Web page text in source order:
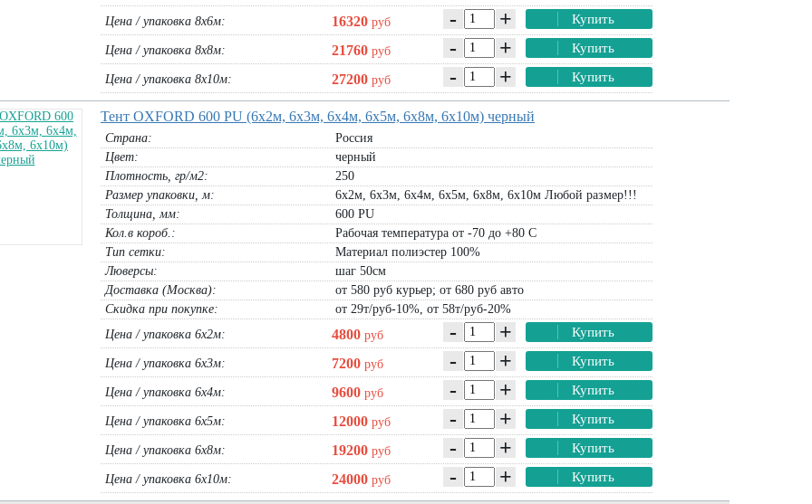
Цена / упаковка 8х6м: 16320 руб - + Купить
Цена / упаковка 8х8м: 21760 руб - + Купить
Цена / упаковка 8х10м: 27200 руб - + Купить
Тент OXFORD 600 PU (6х2м, 6х3м, 6х4м, 6х5м, 6х8м, 6х10м) черный
Страна:
Россия
Цвет:
черный
Плотность, гр/м2:
250
Размер упаковки, м:
6х2м, 6х3м, 6х4м, 6х5м, 6х8м, 6х10м Любой размер!!!
Толщина, мм:
600 PU
Кол.в короб.:
Рабочая температура от -70 до +80 С
Тип сетки:
Материал полиэстер 100%
Люверсы:
шаг 50см
Доставка (Москва):
от 580 руб курьер; от 680 руб авто
Скидка при покупке:
от 29т/руб-10%, от 58т/руб-20%
Цена / упаковка 6х2м:
4800 руб - + Купить
Цена / упаковка 6х3м: 7200 руб - + Купить
Цена / упаковка 6х4м: 9600 руб - + Купить
Цена / упаковка 6х5м: 12000 руб - + Купить
Цена / упаковка 6х8м: 19200 руб - + Купить
Цена / упаковка 6х10м: 24000 руб - + Купить